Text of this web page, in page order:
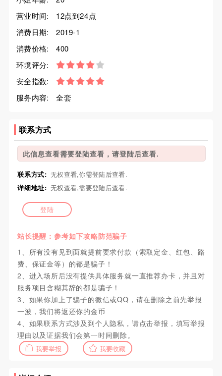
营业时间:
12点到24点
消费日期:
2019-1
消费价格:
400
环境评分:
安全指数:
服务内容:
全套
联系方式
此信息查看需要登陆查看，请登陆后查看.
联系方式: 无权查看,你需登陆后查看.
详细地址: 无权查看,需要登陆后查看.
登陆
站长提醒：参考如下攻略防范骗子
1、所有没有见到面就提前要求付款（索取定金、红包、路
费、保证金等）的都是骗子！
2、进入场所后没有提供具体服务就一直推荐办卡，并且对
服务项目含糊其辞的都是骗子！
3、如果你加上了骗子的微信或QQ，请在删除之前先举报
一波，我们将返还你的金币
4、如果联系方式涉及到个人隐私，请点击举报，填写举报
理由以及证据我们会第一时间删除。
我要举报 我要收藏